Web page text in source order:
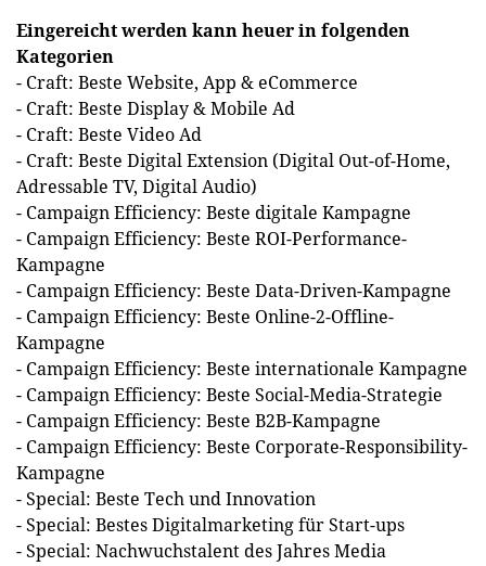
Eingereicht werden kann heuer in folgenden
Kategorien
- Craft: Beste Website, App & eCommerce
- Craft: Beste Display & Mobile Ad
- Craft: Beste Video Ad
- Craft: Beste Digital Extension (Digital Out-of-Home,
Adressable TV, Digital Audio)
- Campaign Efficiency: Beste digitale Kampagne
- Campaign Efficiency: Beste ROI-Performance-
Kampagne
- Campaign Efficiency: Beste Data-Driven-Kampagne
- Campaign Efficiency: Beste Online-2-Offline-
Kampagne
- Campaign Efficiency: Beste internationale Kampagne
- Campaign Efficiency: Beste Social-Media-Strategie
- Campaign Efficiency: Beste B2B-Kampagne
- Campaign Efficiency: Beste Corporate-Responsibility-
Kampagne
- Special: Beste Tech und Innovation
- Special: Bestes Digitalmarketing für Start-ups
- Special: Nachwuchstalent des Jahres Media